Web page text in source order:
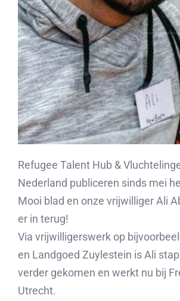
Refugee Talent Hub &
Nederland publiceren sinds mei
Mooi blad en onze vrijwilliger Ali
er in terug!
Via vrijwilligerswerk op
en Landgoed Zuylestein is Ali
verder gekomen en werkt nu bij
Utrecht.